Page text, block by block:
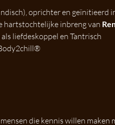
oprichter en geïnitieerd
hartstochtelijke inbreng van
liefdeskoppel en Tantrisch
die kennis willen maken